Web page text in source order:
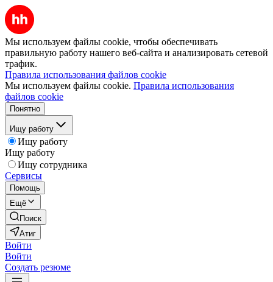
Мы используем файлы cookie, чтобы обеспечивать
правильную работу нашего веб-сайта и анализировать сетевой
трафик.
Правила использования файлов cookie
Мы используем файлы cookie. Правила использования
файлов cookie
Понятно
Ищу работу
Ищу работу
Ищу работу
Ищу сотрудника
Сервисы
Помощь
Ещё
Поиск
Атиг
Войти
Войти
Создать резюме